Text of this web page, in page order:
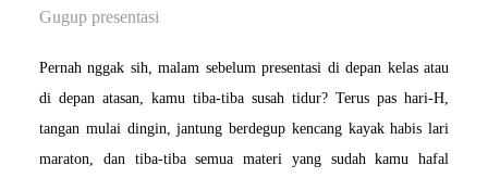
Gugup presentasi
Pernah nggak sih, malam sebelum presentasi di depan kelas atau
di depan atasan, kamu tiba-tiba susah tidur? Terus pas hari-H,
tangan mulai dingin, jantung berdegup kencang kayak habis lari
maraton, dan tiba-tiba semua materi yang sudah kamu hafal